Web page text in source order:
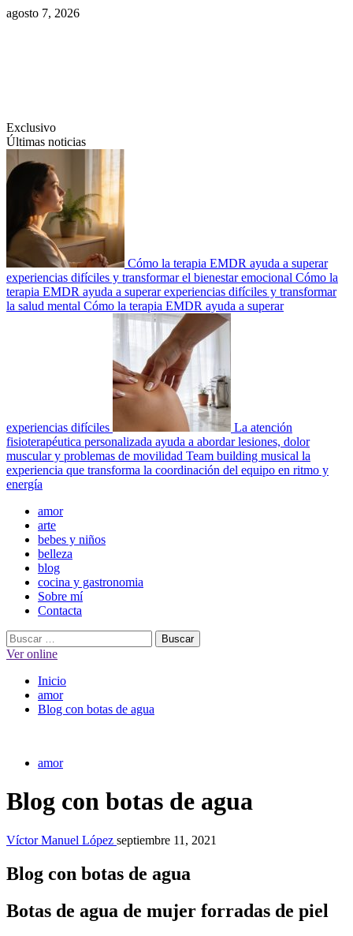
Saltar
agosto 7, 2026
Exclusivo
Últimas noticias
Cómo la terapia EMDR ayuda a superar
experiencias difíciles y transformar el bienestar emocional Cómo la
terapia EMDR ayuda a superar experiencias difíciles y transformar
la salud mental Cómo la terapia EMDR ayuda a superar
experiencias difíciles
La atención
fisioterapéutica personalizada ayuda a abordar lesiones, dolor
muscular y problemas de movilidad Team building musical la
experiencia que transforma la coordinación del equipo en ritmo y
energía
Menú
principal
amor
arte
bebes y niños
belleza
blog
cocina y gastronomia
Sobre mí
Contacta
Buscar:
Ver online
Inicio
amor
Blog con botas de agua
amor
Blog con botas de agua
Víctor Manuel López septiembre 11, 2021
Blog con botas de agua
Botas de agua de mujer forradas de piel